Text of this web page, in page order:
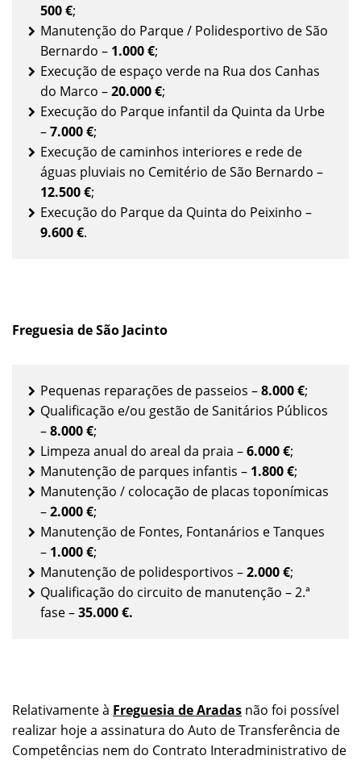
500 €;
Manutenção do Parque / Polidesportivo de São
Bernardo – 1.000 €;
Execução de espaço verde na Rua dos Canhas
do Marco –20.000 €;
Execução do Parque infantil da Quinta da Urbe
–7.000 €;
Execução de caminhos interiores e rede de
águas pluviais no Cemitério de São Bernardo –
12.500 €;
Execução do Parque da Quinta do Peixinho –
9.600 €.
Freguesia de São Jacinto
Pequenas reparações de passeios –8.000 €;
Qualificação e/ou gestão de Sanitários Públicos
–8.000 €;
Limpeza anual do areal da praia –6.000 €;
Manutenção de parques infantis – 1.800 €;
Manutenção / colocação de placas toponímicas
–2.000 €;
Manutenção de Fontes, Fontanários e Tanques
– 1.000 €;
Manutenção de polidesportivos –2.000 €;
Qualificação do circuito de manutenção – 2.ª
fase –35.000 €.
Relativamente à Freguesia de Aradas não foi possível
realizar hoje a assinatura do Auto de Transferência de
Competências nem do Contrato Interadministrativo de